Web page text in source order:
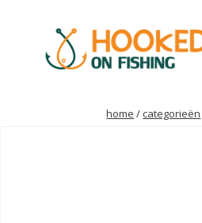
home / categorieën